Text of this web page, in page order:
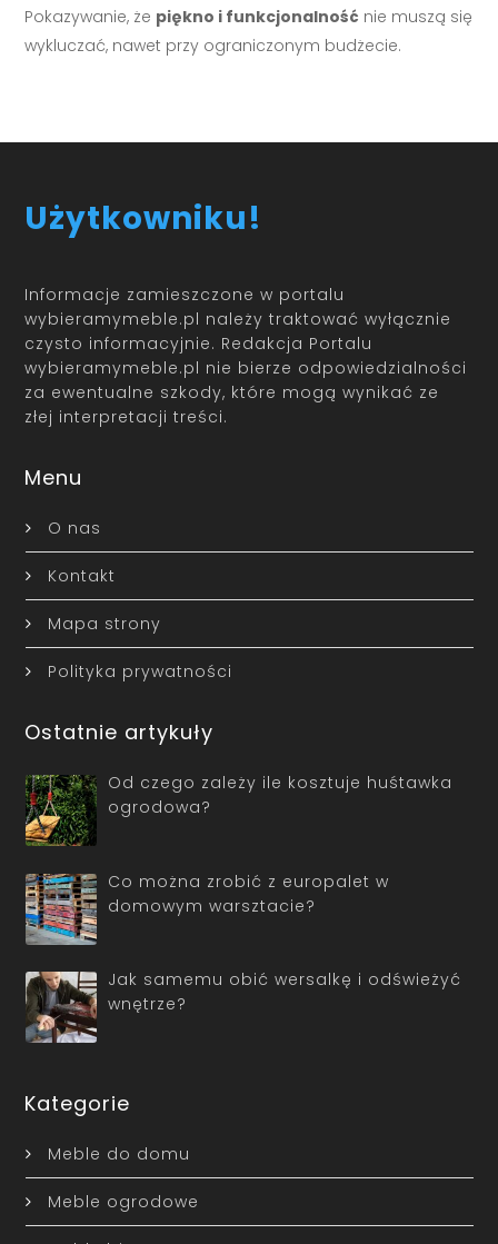
Pokazywanie, że piękno i funkcjonalność nie muszą się
wykluczać, nawet przy ograniczonym budżecie.
Użytkowniku!
Informacje zamieszczone w portalu
wybieramymeble.pl należy traktować wyłącznie
czysto informacyjnie. Redakcja Portalu
wybieramymeble.pl nie bierze odpowiedzialności
za ewentualne szkody, które mogą wynikać ze
złej interpretacji treści.
Menu
O nas
Kontakt
Mapa strony
Polityka prywatności
Ostatnie artykuły
Od czego zależy ile kosztuje huśtawka
ogrodowa?
Co można zrobić z europalet w
domowym warsztacie?
Jak samemu obić wersalkę i odświeżyć
wnętrze?
Kategorie
Meble do domu
Meble ogrodowe